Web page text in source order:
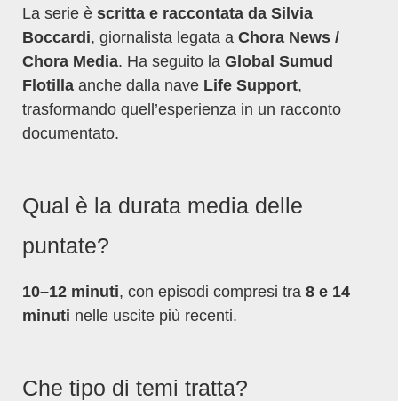
La serie è scritta e raccontata da Silvia
Boccardi, giornalista legata a Chora News /
Chora Media. Ha seguito la Global Sumud
Flotilla anche dalla nave Life Support,
trasformando quell’esperienza in un racconto
documentato.
Qual è la durata media delle
puntate?
10–12 minuti, con episodi compresi tra 8 e 14
minuti nelle uscite più recenti.
Che tipo di temi tratta?